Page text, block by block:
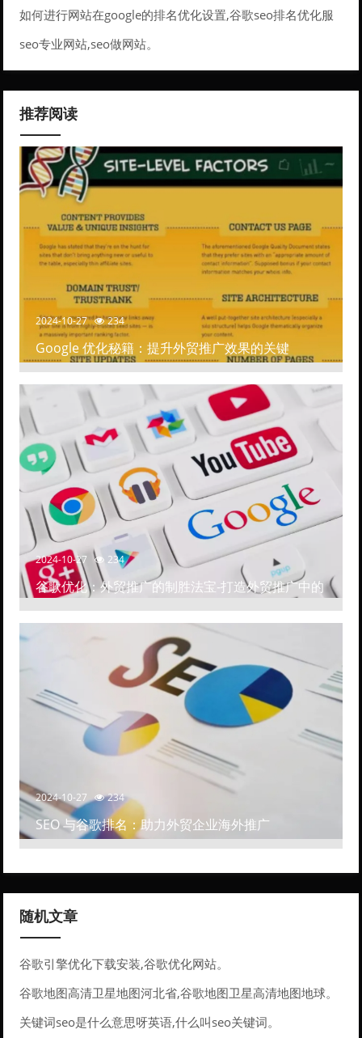
如何进行网站在google的排名优化设置,谷歌seo排名优化服
务。
seo专业网站,seo做网站。
推荐阅读
2024-10-27 234
Google 优化秘籍：提升外贸推广效果的关键
2024-10-27 234
谷歌优化：外贸推广的制胜法宝-打造外贸推广中的
高排名网站
2024-10-27 234
SEO 与谷歌排名：助力外贸企业海外推广
随机文章
谷歌引擎优化下载安装,谷歌优化网站。
谷歌地图高清卫星地图河北省,谷歌地图卫星高清地图地球。
关键词seo是什么意思呀英语,什么叫seo关键词。